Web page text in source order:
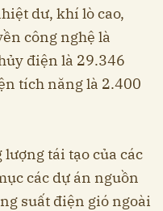
dư, khí lò cao,
công nghệ là
điện là 29.346
tích năng là 2.400
tái tạo của các
các dự án nguồn
suất điện gió ngoài